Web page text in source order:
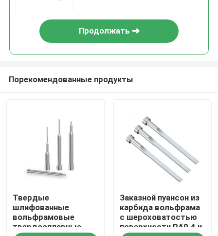
Главная страница
Продукция
VR - шоу
Продолжать
Порекомендованные продукты
Твердые
шлифованные
вольфрамовые
твердосплавные
Заказной пуансон из
карбида вольфрама
с шероховатостью
поверхности RA0.4 и